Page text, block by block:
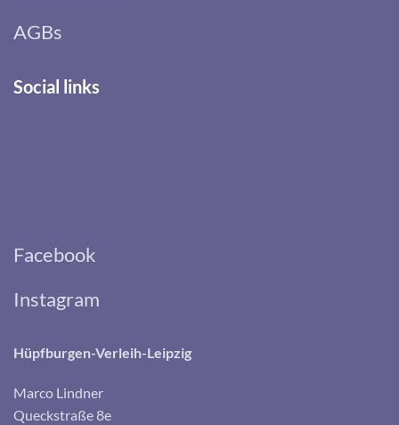
AGBs
Social links
Facebook
Instagram
Hüpfburgen-Verleih-Leipzig
Marco Lindner
Queckstraße 8e